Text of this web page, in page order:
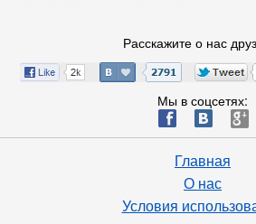
Расскажите о нас
Мы в соцсетях:
ä æ è
Главная
О нас
Условия